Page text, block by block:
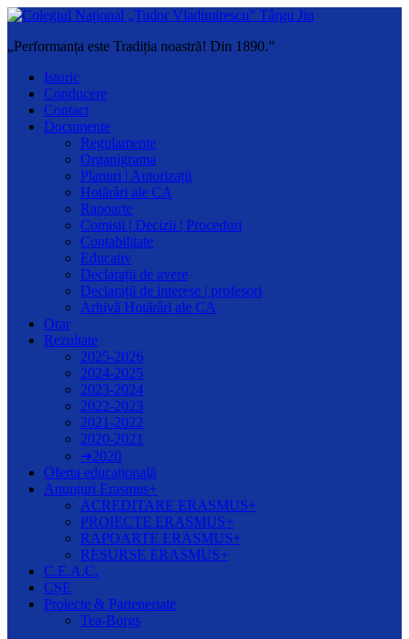
„Performanța este Tradiția noastră! Din 1890.”
Istoric
Conducere
Contact
Documente
Regulamente
Organigrama
Planuri | Autorizații
Hotărâri ale CA
Rapoarte
Comisii | Decizii | Proceduri
Contabilitate
Educativ
Declarații de avere
Declarații de interese | profesori
Arhivă Hotărâri ale CA
Orar
Rezultate
2025-2026
2024-2025
2023-2024
2022-2023
2021-2022
2020-2021
➔2020
Oferta educațională
Anunțuri Erasmus+
ACREDITARE ERASMUS+
PROIECTE ERASMUS+
RAPOARTE ERASMUS+
RESURSE ERASMUS+
C.E.A.C.
CȘE
Proiecte & Parteneriate
Tea-Borgs